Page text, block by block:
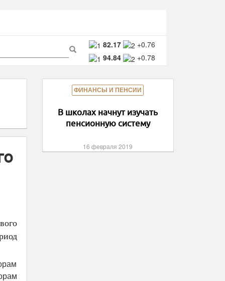
82.17
+0.76
94.84
+0.78
Поиск
ФИНАНСЫ И ПЕНСИИ
В школах начнут изучать
пенсионную систему
16 февраля 2019